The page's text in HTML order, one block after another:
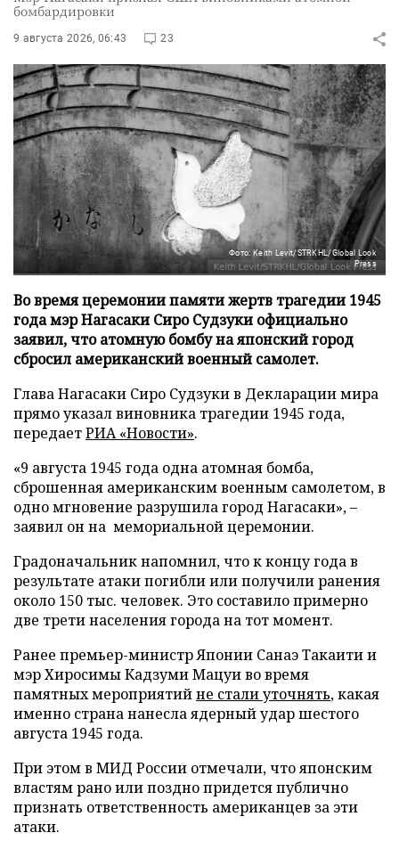
бомбардировки
9 августа 2026, 06:43 23
Фото: Keith Levit/STRKHL/Global Look
Press
Во время церемонии памяти жертв трагедии 1945
года мэр Нагасаки Сиро Судзуки официально
заявил, что атомную бомбу на японский город
сбросил американский военный самолет.
Глава Нагасаки Сиро Судзуки в Декларации мира
прямо указал виновника трагедии 1945 года,
передаетРИА «Новости».
«9 августа 1945 года одна атомная бомба,
сброшенная американским военным самолетом, в
одно мгновение разрушила город Нагасаки», –
заявил он на мемориальной церемонии.
Градоначальник напомнил, что к концу года в
результате атаки погибли или получили ранения
около 150 тыс. человек. Это составило примерно
две трети населения города на тот момент.
Ранее премьер-министр Японии Санаэ Такаити и
мэр Хиросимы Кадзуми Мацуи во время
памятных мероприятийне стали уточнять, какая
именно страна нанесла ядерный удар шестого
августа 1945 года.
При этом в МИД России отмечали, что японским
властям рано или поздно придется публично
признать ответственность американцев за эти
атаки.